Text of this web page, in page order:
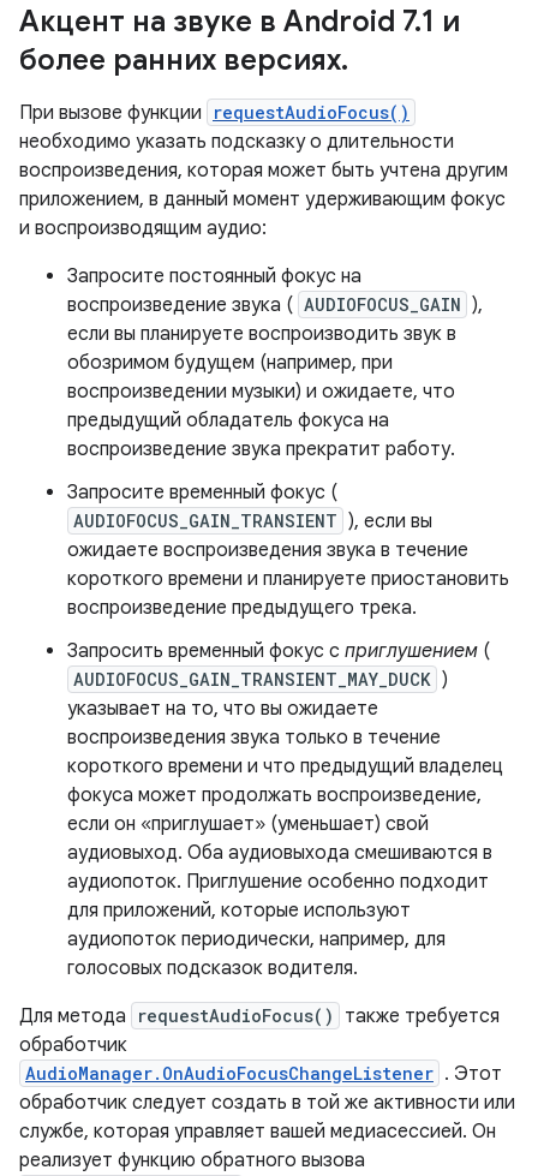
Акцент на звуке в Android 7.1 и
более ранних версиях.
При вызове функции requestAudioFocus()
необходимо указать подсказку о длительности
воспроизведения, которая может быть учтена другим
приложением, в данный момент удерживающим фокус
и воспроизводящим аудио:
Запросите постоянный фокус на
воспроизведение звука ( AUDIOFOCUS_GAIN ),
если вы планируете воспроизводить звук в
обозримом будущем (например, при
воспроизведении музыки) и ожидаете, что
предыдущий обладатель фокуса на
воспроизведение звука прекратит работу.
Запросите временный фокус (
AUDIOFOCUS_GAIN_TRANSIENT ), если вы
ожидаете воспроизведения звука в течение
короткого времени и планируете приостановить
воспроизведение предыдущего трека.
Запросить временный фокус с приглушением (
AUDIOFOCUS_GAIN_TRANSIENT_MAY_DUCK )
указывает на то, что вы ожидаете
воспроизведения звука только в течение
короткого времени и что предыдущий владелец
фокуса может продолжать воспроизведение,
если он «приглушает» (уменьшает) свой
аудиовыход. Оба аудиовыхода смешиваются в
аудиопоток. Приглушение особенно подходит
для приложений, которые используют
аудиопоток периодически, например, для
голосовых подсказок водителя.
Для метода
requestAudioFocus()
также требуется
обработчик
AudioManager.OnAudioFocusChangeListener . Этот
обработчик следует создать в той же активности или
службе, которая управляет вашей медиасессией. Он
реализует функцию обратного вызова